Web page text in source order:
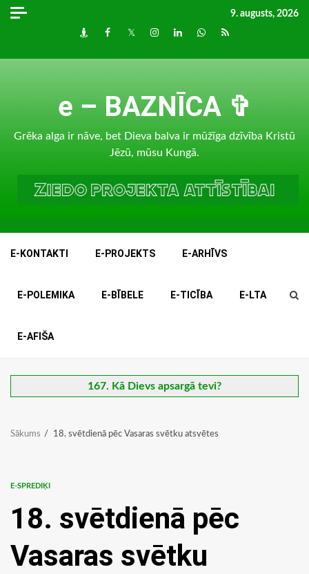
Skip
9. augusts, 2026
DraugiemFacebook
TwitterInstagram
LinkedInwhatsapp
RSS
e – BAZNĪCA ✞
Grēka alga ir nāve, bet Dieva balva ir mūžīga dzīvība Kristū
Jēzū, mūsu Kungā.
E-KONTAKTI E-PROJEKTS E-ARHĪVS
E-POLEMIKA E-BĪBELE E-TICĪBA E-LTA
E-AFIŠA
167. Kā Dievs apsargā tevi?
Sākums 18. svētdienā pēc Vasaras svētku atsvētes
E-SPREDIĶI
18. svētdienā pēc
Vasaras svētku